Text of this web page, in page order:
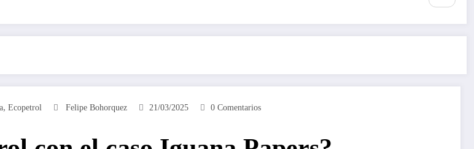
, Ecopetrol Felipe Bohorquez 21/03/2025 0 Comentarios